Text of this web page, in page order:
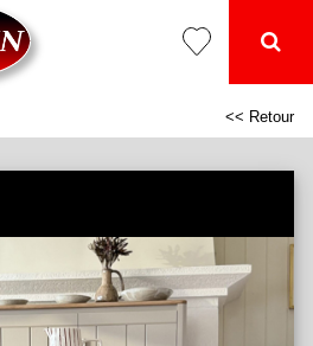
<< Retour